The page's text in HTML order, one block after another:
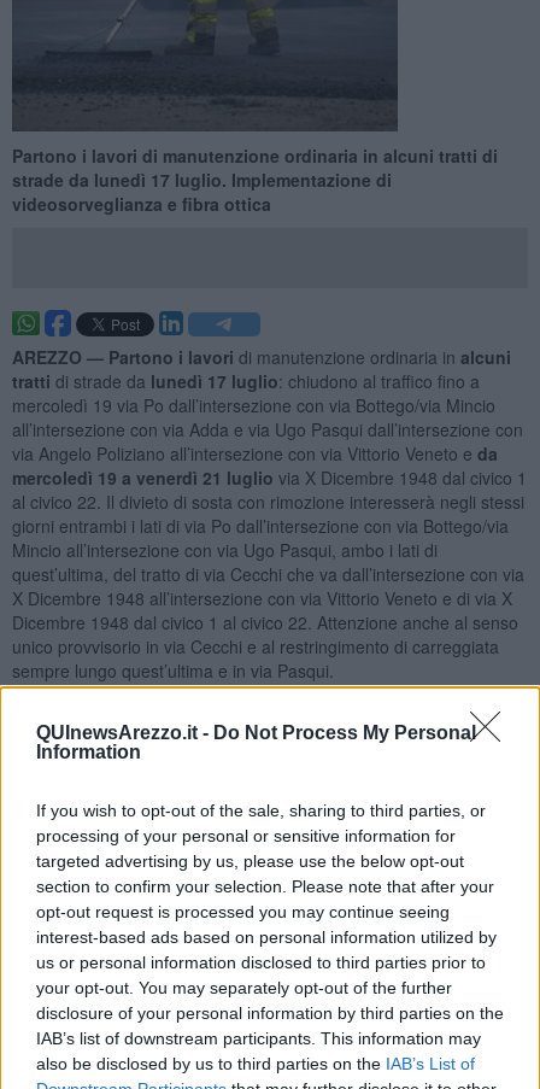
QUInewsArezzo.it - Do Not Process My Personal
Information
If you wish to opt-out of the sale, sharing to third parties, or
processing of your personal or sensitive information for
targeted advertising by us, please use the below opt-out
section to confirm your selection. Please note that after your
opt-out request is processed you may continue seeing
interest-based ads based on personal information utilized by
us or personal information disclosed to third parties prior to
your opt-out. You may separately opt-out of the further
disclosure of your personal information by third parties on the
IAB’s list of downstream participants. This information may
also be disclosed by us to third parties on the IAB’s List of
​Partono i lavori di manutenzione ordinaria in alcuni tratti di
strade da lunedì 17 luglio. Implementazione di
videosorveglianza e fibra ottica
AREZZO — Partono i lavori di manutenzione ordinaria in alcuni
tratti di strade da lunedì 17 luglio: chiudono al traffico fino a
mercoledì 19 via Po dall’intersezione con via Bottego/via Mincio
all’intersezione con via Adda e via Ugo Pasqui dall’intersezione con
via Angelo Poliziano all’intersezione con via Vittorio Veneto e da
mercoledì 19 a venerdì 21 luglio via X Dicembre 1948 dal civico 1
al civico 22. Il divieto di sosta con rimozione interesserà negli stessi
giorni entrambi i lati di via Po dall’intersezione con via Bottego/via
Mincio all’intersezione con via Ugo Pasqui, ambo i lati di
quest’ultima, del tratto di via Cecchi che va dall’intersezione con via
X Dicembre 1948 all’intersezione con via Vittorio Veneto e di via X
Dicembre 1948 dal civico 1 al civico 22. Attenzione anche al senso
unico provvisorio in via Cecchi e al restringimento di carreggiata
sempre lungo quest’ultima e in via Pasqui.
L’implementazione del sistema di videosorveglianza comporterà
lunedì 17 a martedì 18 luglio il restringimento della carreggiata in
via Luca Cittadini dal semaforo che incrocia via Duomo
Nuove infrastrutture per la fibra ottica: da lunedì 17 a mercoledì
19 divieto di sosta con rimozione in via Filippo Lippi dal civico 37
per una lunghezza di 4 metri, in via Leone Leoni tra i civici 88 e 92,
in via San Lorentino tra i civici 101 e 107 e dal civico 10 per una
lunghezza di 4 metri, in via Giuseppe Garibaldi dal civico 259 per
una lunghezza di 4 metri. Orario 8,30 – 17,30. Il restringimento
della carreggiata all’altezza dei lavori interesserà via Filippo Lippi,
via Leone Leoni, via San Lorentino e via Menci all’altezza